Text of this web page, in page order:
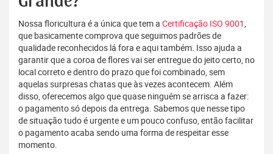
Nossa floricultura é a única que tem a Certificação ISO 9001,
que basicamente comprova que seguimos padrões de
qualidade reconhecidos lá fora e aqui também. Isso ajuda a
garantir que a coroa de flores vai ser entregue do jeito certo, no
local correto e dentro do prazo que foi combinado, sem
aquelas surpresas chatas que às vezes acontecem. Além
disso, oferecemos algo que quase ninguém se arrisca a fazer:
o pagamento só depois da entrega. Sabemos que nesse tipo
de situação tudo é urgente e um pouco confuso, então facilitar
o pagamento acaba sendo uma forma de respeitar esse
momento.